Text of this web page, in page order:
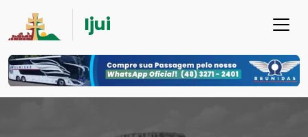
Ijui